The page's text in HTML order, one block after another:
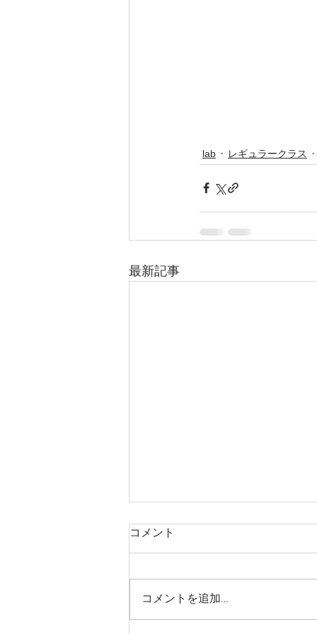
lab レギュラークラス
最新記事
コメント
コメントを追加…